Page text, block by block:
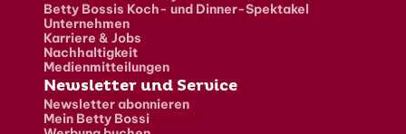
Betty Bossis Koch- und Dinner-Spektakel
Unternehmen
Karriere & Jobs
Nachhaltigkeit
Medienmitteilungen
Newsletter und Service
Newsletter abonnieren
Mein Betty Bossi